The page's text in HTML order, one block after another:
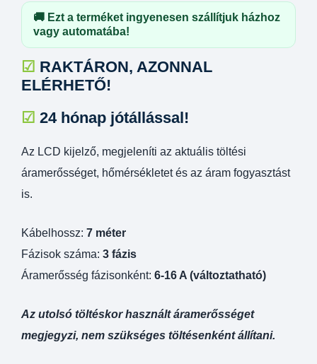
🚚 Ezt a terméket ingyenesen szállítjuk házhoz
vagy automatába!
☑ RAKTÁRON, AZONNAL
ELÉRHETŐ!
☑ 24 hónap jótállással!
Az LCD kijelző, megjeleníti az aktuális töltési
áramerősséget, hőmérsékletet és az áram fogyasztást
is.
Kábelhossz: 7 méter
Fázisok száma: 3 fázis
Áramerősség fázisonként: 6-16 A (változtatható)
Az utolsó töltéskor használt áramerősséget
megjegyzi, nem szükséges töltésenként állítani.